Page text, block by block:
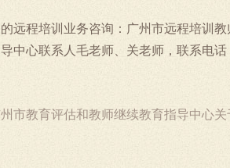
的远程培训业务咨询：广州市远程培训
中心联系人毛老师、关老师，联系电
市教育评估和教师继续教育指导中心